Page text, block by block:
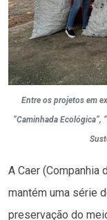
Entre os projetos em
“Caminhada Ecológica”,
A Caer (Companhia
mantém uma série
preservação do